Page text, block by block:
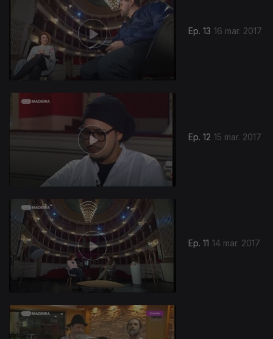
Ep. 13 16 mar. 2017
Ep. 12 15 mar. 2017
Ep. 11 14 mar. 2017